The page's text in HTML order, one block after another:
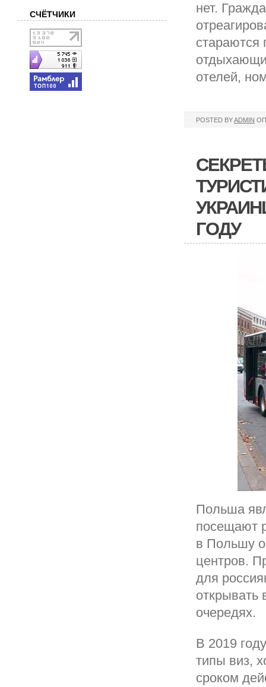
нет.
стараются
отелей,
POSTED BYADMIN
ГОДУ
Польша
посещают
в Польшу
центров.
для
открывать
очередях.
В 2019
типы виз,
сроком
СЧЁТЧИКИ